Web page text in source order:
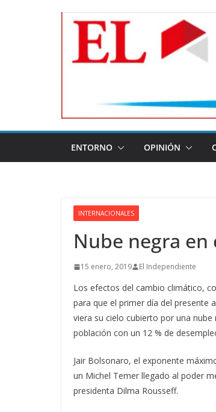
ENTORNO OPINIÓN
INTERNACIONALES
Nube negra
15 enero, 2019 El Independiente
Los efectos del cambio climático,
para que el primer día del presente
viera su cielo cubierto por una
población con un 12 % de
Jair Bolsonaro, el exponente
un Michel Temer llegado al poder
presidenta Dilma Rousseff.